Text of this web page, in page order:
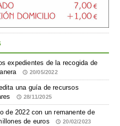
expedientes de la recogida de
20/05/2022
una guía de recursos
28/11/2025
de 2022 con un remanente de
de euros
20/02/2023